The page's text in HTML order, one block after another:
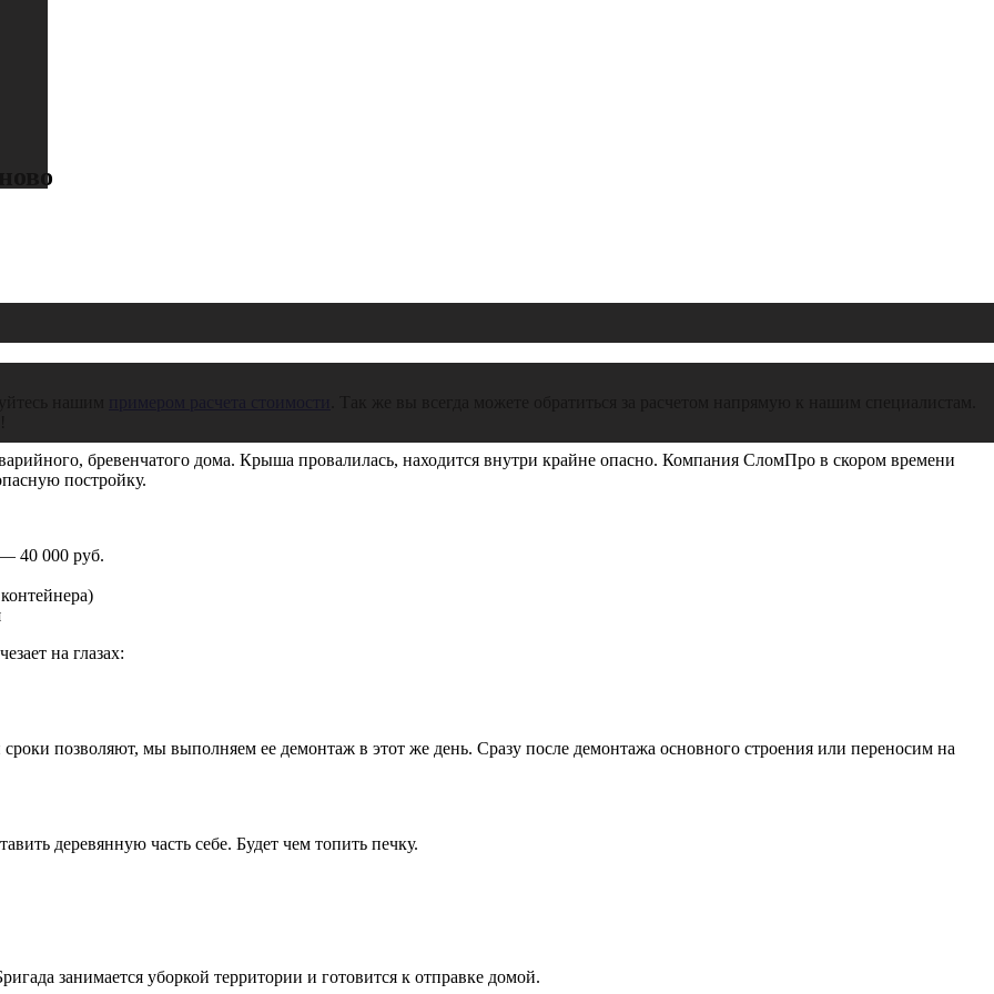
нашим
бревенчатого дома. Крыша провалилась, находится внутри крайне опасно. Компания СломПро в скором времени
постройку.
40 000 руб.
на глазах:
позволяют, мы выполняем ее демонтаж в этот же день. Сразу после демонтажа основного строения или переносим на
деревянную часть себе. Будет чем топить печку.
занимается уборкой территории и готовится к отправке домой.